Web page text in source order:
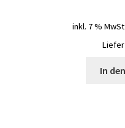
inkl. 7 % MwSt.
In